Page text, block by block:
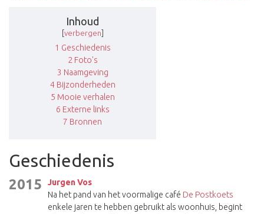
Inhoud
verbergen
1 Geschiedenis
2 Foto's
3 Naamgeving
4 Bijzonderheden
5 Mooie verhalen
6 Externe links
7 Bronnen
Geschiedenis
2015
Jurgen Vos
Na het pand van het voormalige café De Postkoets
enkele jaren te hebben gebruikt als woonhuis, begint